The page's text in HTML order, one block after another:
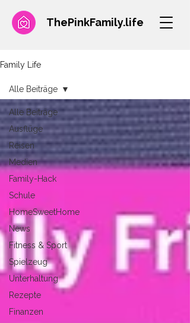
ThePinkFamily.life
Family Life
Alle Beiträge
Ausflüge
Reisen
Medien
Family-Hack
Schule
HomeSweetHome
News
Fitness & Sport
Spielzeug
Unterhaltung
Rezepte
Finanzen
Alle Beiträge